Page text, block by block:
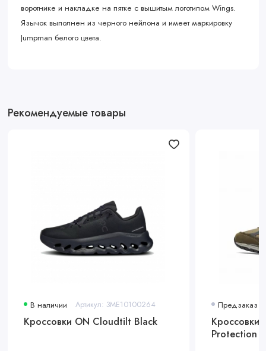
воротнике и накладке на пятке с вышитым логотипом Wings.
Язычок выполнен из черного нейлона и имеет маркировку
Jumpman белого цвета.
Рекомендуемые товары
В наличии Артикул: 3ME10100264
Кроссовки ON Cloudtilt Black
Предзаказ
Кроссовки
Protection